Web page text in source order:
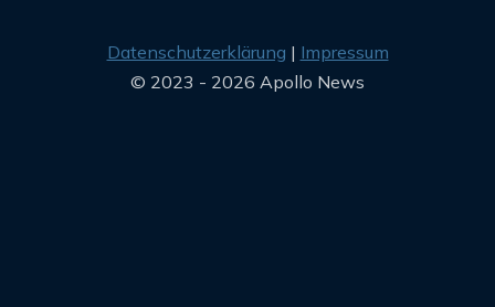
Datenschutzerklärung
Impressum
© 2023 - 2026 Apollo News